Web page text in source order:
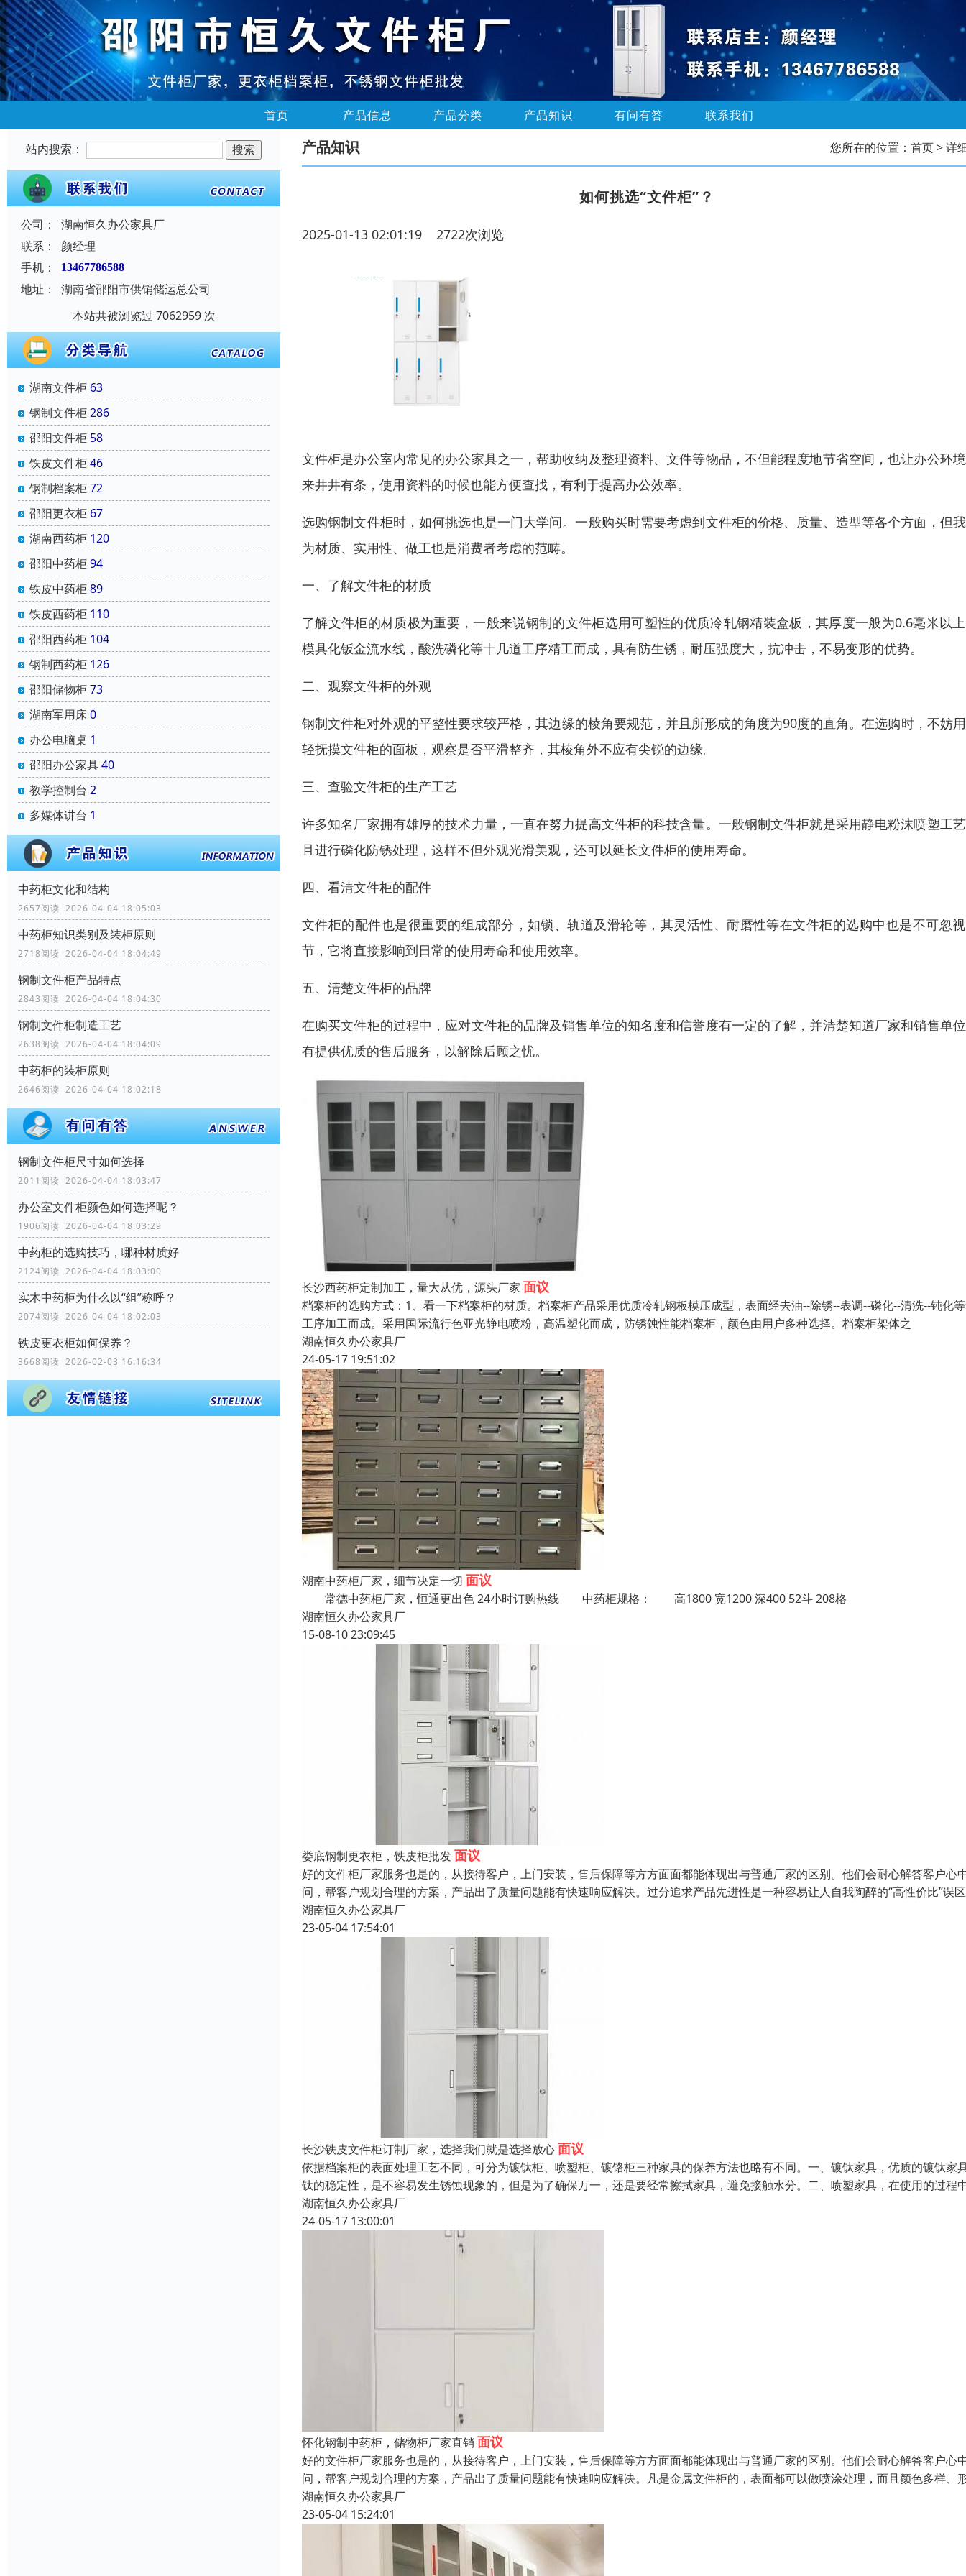
首页 产品信息 产品分类 产品知识 有问有答 联系我们
站内搜索：
公司：
湖南恒久办公家具厂
联系：
颜经理
手机：
13467786588
地址：
湖南省邵阳市供销储运总公司
本站共被浏览过 7062959 次
湖南文件柜 63
钢制文件柜286
邵阳文件柜 58
铁皮文件柜46
钢制档案柜72
邵阳更衣柜 67
湖南西药柜 120
邵阳中药柜94
铁皮中药柜89
铁皮西药柜 110
邵阳西药柜 104
钢制西药柜 126
邵阳储物柜73
湖南军用床0
办公电脑桌 1
邵阳办公家具40
教学控制台 2
多媒体讲台 1
中药柜文化和结构
2657阅读 2026-04-04 18:05:03
中药柜知识类别及装柜原则
2718阅读 2026-04-04 18:04:49
钢制文件柜产品特点
2843阅读 2026-04-04 18:04:30
钢制文件柜制造工艺
2638阅读 2026-04-04 18:04:09
中药柜的装柜原则
2646阅读 2026-04-04 18:02:18
钢制文件柜尺寸如何选择
2011阅读 2026-04-04 18:03:47
办公室文件柜颜色如何选择呢？
1906阅读 2026-04-04 18:03:29
中药柜的选购技巧，哪种材质好
2124阅读 2026-04-04 18:03:00
实木中药柜为什么以“组”称呼？
2074阅读 2026-04-04 18:02:03
铁皮更衣柜如何保养？
3668阅读 2026-02-03 16:16:34
产品知识 您所在的位置： 首页> 详
如何挑选“文件柜”？
2025-01-13 02:01:19 2722次浏览
文件柜是办公室内常见的办公家具之一，帮助收纳及整理资料、文件等物品，不但能程度地节省空间，也让办公环
来井井有条，使用资料的时候也能方便查找，有利于提高办公效率。
选购钢制文件柜时，如何挑选也是一门大学问。一般购买时需要考虑到文件柜的价格、质量、造型等各个方面，但
为材质、实用性、做工也是消费者考虑的范畴。
一、了解文件柜的材质
了解文件柜的材质极为重要，一般来说钢制的文件柜选用可塑性的优质冷轧钢精装盒板，其厚度一般为0.6毫米以
模具化钣金流水线，酸洗磷化等十几道工序精工而成，具有防生锈，耐压强度大，抗冲击，不易变形的优势。
二、观察文件柜的外观
钢制文件柜对外观的平整性要求较严格，其边缘的棱角要规范，并且所形成的角度为90度的直角。在选购时，不妨
轻抚摸文件柜的面板，观察是否平滑整齐，其棱角外不应有尖锐的边缘。
三、查验文件柜的生产工艺
许多知名厂家拥有雄厚的技术力量，一直在努力提高文件柜的科技含量。一般钢制文件柜就是采用静电粉沫喷塑工
且进行磷化防锈处理，这样不但外观光滑美观，还可以延长文件柜的使用寿命。
四、看清文件柜的配件
文件柜的配件也是很重要的组成部分，如锁、轨道及滑轮等，其灵活性、耐磨性等在文件柜的选购中也是不可忽
节，它将直接影响到日常的使用寿命和使用效率。
五、清楚文件柜的品牌
在购买文件柜的过程中，应对文件柜的品牌及销售单位的知名度和信誉度有一定的了解，并清楚知道厂家和销售单
有提供优质的售后服务，以解除后顾之忧。
长沙西药柜定制加工，量大从优，源头厂家 面议
档案柜的选购方式：1、看一下档案柜的材质。档案柜产品采用优质冷轧钢板模压成型，表面经去油--除锈--表调--磷化--清洗--钝化
工序加工而成。采用国际流行色亚光静电喷粉，高温塑化而成，防锈蚀性能档案柜，颜色由用户多种选择。档案柜架体之
湖南恒久办公家具厂
24-05-17 19:51:02
湖南中药柜厂家，细节决定一切 面议
常德中药柜厂家，恒通更出色 24小时订购热线 中药柜规格： 高1800 宽1200 深400 52斗 208格
湖南恒久办公家具厂
15-08-10 23:09:45
娄底钢制更衣柜，铁皮柜批发面议
好的文件柜厂家服务也是的，从接待客户，上门安装，售后保障等方方面面都能体现出与普通厂家的区别。他们会耐心解答客户心
问，帮客户规划合理的方案，产品出了质量问题能有快速响应解决。过分追求产品先进性是一种容易让人自我陶醉的“高性价比”误
湖南恒久办公家具厂
23-05-04 17:54:01
长沙铁皮文件柜订制厂家，选择我们就是选择放心面议
依据档案柜的表面处理工艺不同，可分为镀钛柜、喷塑柜、镀铬柜三种家具的保养方法也略有不同。一、镀钛家具，优质的镀钛家
钛的稳定性，是不容易发生锈蚀现象的，但是为了确保万一，还是要经常擦拭家具，避免接触水分。二、喷塑家具，在使用的过程
湖南恒久办公家具厂
24-05-17 13:00:01
怀化钢制中药柜，储物柜厂家直销 面议
好的文件柜厂家服务也是的，从接待客户，上门安装，售后保障等方方面面都能体现出与普通厂家的区别。他们会耐心解答客户心
问，帮客户规划合理的方案，产品出了质量问题能有快速响应解决。凡是金属文件柜的，表面都可以做喷涂处理，而且颜色多样、
湖南恒久办公家具厂
23-05-04 15:24:01